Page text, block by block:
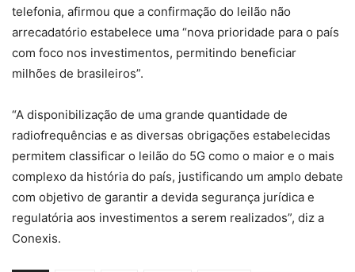
telefonia, afirmou que a confirmação do leilão não
arrecadatório estabelece uma “nova prioridade para o país
com foco nos investimentos, permitindo beneficiar
milhões de brasileiros”.
“A disponibilização de uma grande quantidade de
radiofrequências e as diversas obrigações estabelecidas
permitem classificar o leilão do 5G como o maior e o mais
complexo da história do país, justificando um amplo debate
com objetivo de garantir a devida segurança jurídica e
regulatória aos investimentos a serem realizados”, diz a
Conexis.